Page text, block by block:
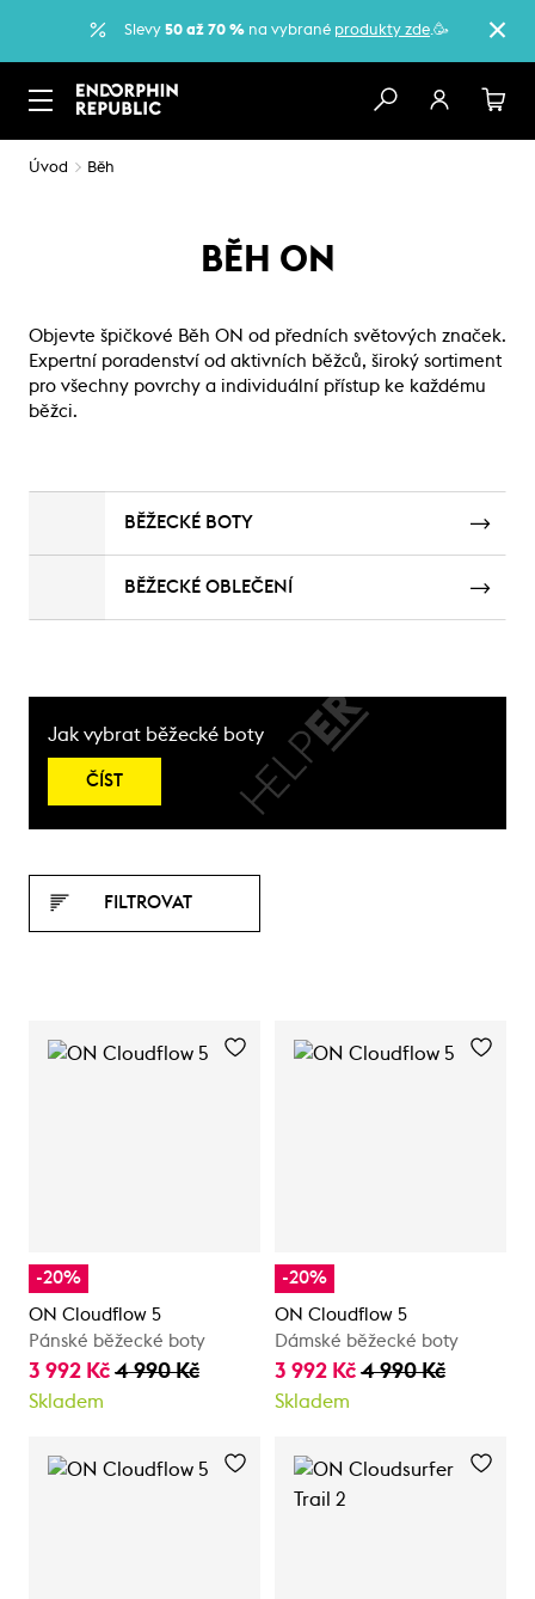
Slevy 50 až 70 % na vybrané produkty zde.🥳
Úvod Běh
BĚH ON
Objevte špičkové Běh ON od předních světových značek.
Expertní poradenství od aktivních běžců, široký sortiment
pro všechny povrchy a individuální přístup ke každému
běžci.
BĚŽECKÉ BOTY
BĚŽECKÉ OBLEČENÍ
Jak vybrat běžecké boty
ČÍST
FILTROVAT
-20%
ON Cloudflow 5
Pánské běžecké boty
3 992 Kč 4 990 Kč
Skladem
-20%
ON Cloudflow 5
Dámské běžecké boty
3 992 Kč 4 990 Kč
Skladem